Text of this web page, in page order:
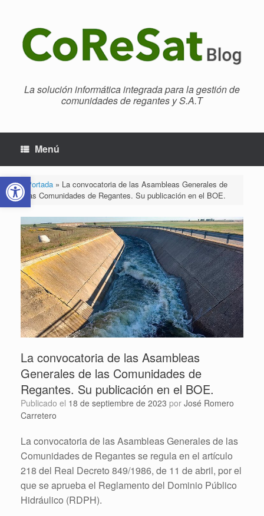
Abrir barra de herramientas
contenido
La solución informática integrada para la gestión de
comunidades de regantes y S.A.T
Menú
Portada» La convocatoria de las Asambleas Generales de
las Comunidades de Regantes. Su publicación en el BOE.
La convocatoria de las Asambleas
Generales de las Comunidades de
Regantes. Su publicación en el BOE.
Publicado el 18 de septiembre de 2023 por José Romero
Carretero
La convocatoria de las Asambleas Generales de las
Comunidades de Regantes se regula en el artículo
218 del Real Decreto 849/1986, de 11 de abril, por el
que se aprueba el Reglamento del Dominio Público
Hidráulico (RDPH).